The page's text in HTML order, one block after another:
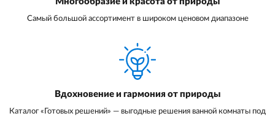
Самый большой ассортимент в широком ценовом диапазоне
Вдохновение и гармония от природы
Каталог «Готовых решений» — выгодные решения ванной комнаты под